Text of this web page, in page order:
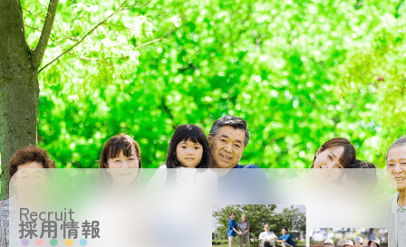
Recruit
採用情報